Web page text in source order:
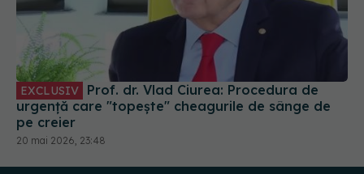
EXCLUSIV
urgență care "topește" cheagurile de sânge de
pe creier
20 mai 2026, 23:48